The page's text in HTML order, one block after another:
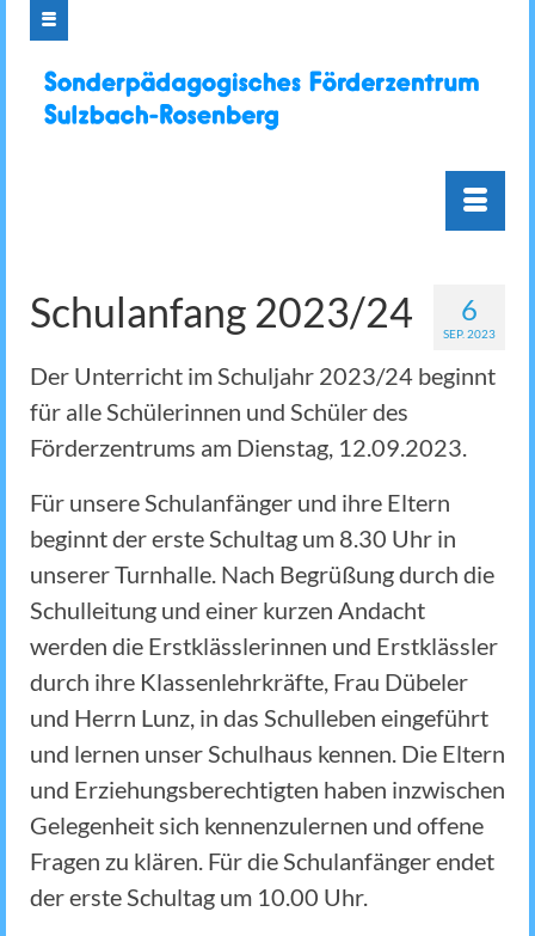
6
SEP. 2023
Schulanfang 2023/24
Der Unterricht im Schuljahr 2023/24 beginnt
für alle Schülerinnen und Schüler des
Förderzentrums am Dienstag, 12.09.2023.
Für unsere Schulanfänger und ihre Eltern
beginnt der erste Schultag um 8.30 Uhr in
unserer Turnhalle. Nach Begrüßung durch die
Schulleitung und einer kurzen Andacht
werden die Erstklässlerinnen und Erstklässler
durch ihre Klassenlehrkräfte, Frau Dübeler
und Herrn Lunz, in das Schulleben eingeführt
und lernen unser Schulhaus kennen. Die Eltern
und Erziehungsberechtigten haben inzwischen
Gelegenheit sich kennenzulernen und offene
Fragen zu klären. Für die Schulanfänger endet
der erste Schultag um 10.00 Uhr.